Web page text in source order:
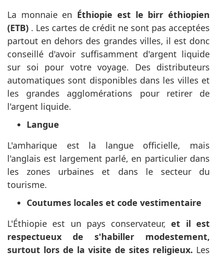
La monnaie en Éthiopie est le birr éthiopien
(ETB) . Les cartes de crédit ne sont pas acceptées
partout en dehors des grandes villes, il est donc
conseillé d'avoir suffisamment d'argent liquide
sur soi pour votre voyage. Des distributeurs
automatiques sont disponibles dans les villes et
les grandes agglomérations pour retirer de
l'argent liquide.
Langue
L'amharique est la langue officielle, mais
l'anglais est largement parlé, en particulier dans
les zones urbaines et dans le secteur du
tourisme.
Coutumes locales et code vestimentaire
L'Éthiopie est un pays conservateur,et il est
respectueux de s'habiller modestement,
surtout lors de la visite de sites religieux. Les